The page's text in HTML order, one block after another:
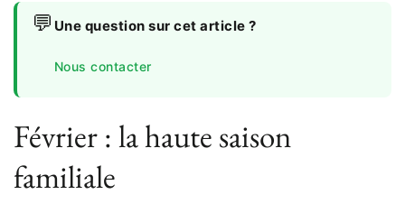
💬 Une question sur cet article ?
Nous contacter
Février : la haute saison
familiale